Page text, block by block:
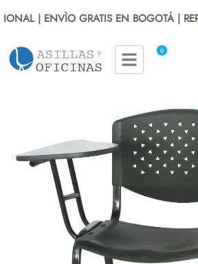
| ENVÌO GRATIS EN BOGOTÁ |
0